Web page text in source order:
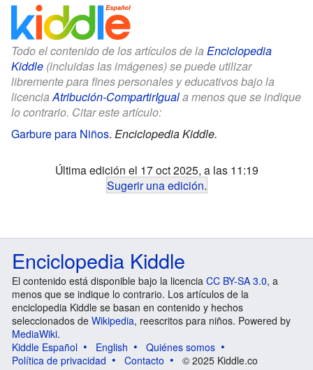
Todo el contenido de los artículos de la Enciclopedia
Kiddle (incluidas las imágenes) se puede utilizar
libremente para fines personales y educativos bajo la
licencia Atribución-CompartirIguala menos que se indique
lo contrario. Citar este artículo:
Garbure para Niños. Enciclopedia Kiddle.
Última edición el 17 oct 2025, a las 11:19
Sugerir una edición.
Enciclopedia Kiddle
El contenido está disponible bajo la licencia CC BY-SA 3.0, a
menos que se indique lo contrario. Los artículos de la
enciclopedia Kiddle se basan en contenido y hechos
seleccionados de Wikipedia, reescritos para niños. Powered by
MediaWiki.
Kiddle Español
English
Quiénes somos
Política de privacidad
Contacto © 2025 Kiddle.co